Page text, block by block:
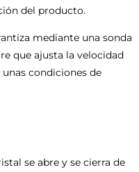
del producto.
mediante una sonda
que ajusta la velocidad
condiciones de
se abre y se cierra de